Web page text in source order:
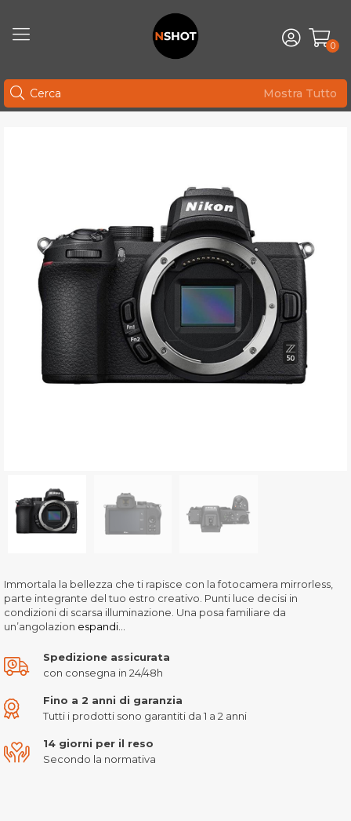
0
Mostra Tutto
Immortala la bellezza che ti rapisce con la fotocamera mirrorless,
parte integrante del tuo estro creativo. Punti luce decisi in
condizioni di scarsa illuminazione. Una posa familiare da
un’angolazion espandi...
Spedizione assicurata
con consegna in 24/48h
Fino a 2 anni di garanzia
Tutti i prodotti sono garantiti da 1 a 2 anni
14 giorni per il reso
Secondo la normativa